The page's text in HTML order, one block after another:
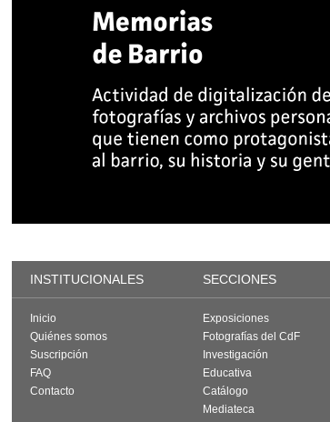
INSTITUCIONALES SECCIONES
Inicio
Quiénes somos
Suscripción
FAQ
Contacto
Exposiciones
Fotografías del CdF
Investigación
Educativa
Catálogo
Mediateca